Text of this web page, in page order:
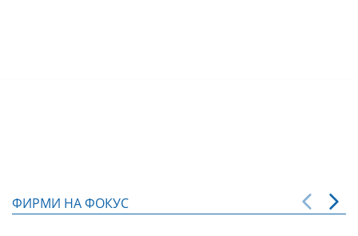
ФИРМИ НА ФОКУС